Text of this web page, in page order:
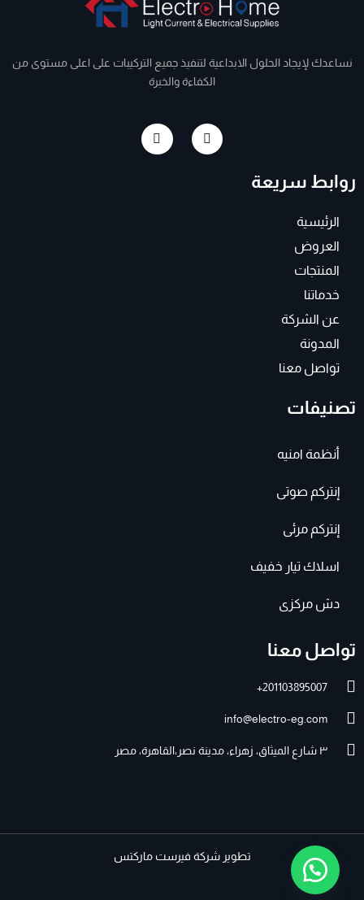
نساعدك لإيجاد الحلول الابداعية لتنفيذ جميع التركيبات على اعلى مستوى من
الكفاءة والخبرة
F
a
c
I
n
s
روابط سريعة
الرئيسية
العروض
المنتجات
خدماتنا
عن الشركة
المدونة
تواصل معنا
تصنيفات
أنظمة امنيه
إنتركم صوتى
إنتركم مرئى
اسلاك تيار خفيف
دش مركزى
تواصل معنا
201103895007+
info@electro-eg.com
٣ شارع الميثاق، زهراء، مدينة نصر،القاهرة، مصر
تطويرشركة فيرست ماركتس